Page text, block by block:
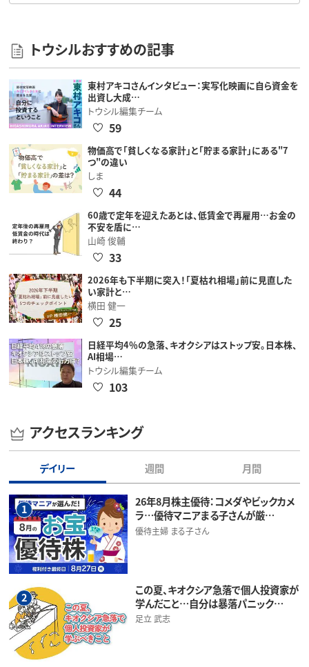
トウシルおすすめの記事
東村アキコさんインタビュー：実写化映画に自ら資金を
出資し大成…
トウシル編集チーム
59
物価高で「貧しくなる家計」と「貯まる家計」にある"7
つ"の違い
しま
44
60歳で定年を迎えたあとは、低賃金で再雇用…お金の
不安を盾に…
山崎 俊輔
33
2026年も下半期に突入！「夏枯れ相場」前に見直した
い家計と…
横田 健一
25
日経平均4％の急落、キオクシアはストップ安。日本株、
AI相場…
トウシル編集チーム
103
アクセスランキング
デイリー 週間 月間
1
26年8月株主優待：コメダやビックカメ
ラ…優待マニアまる子さんが厳…
優待主婦 まる子さん
2
この夏、キオクシア急落で個人投資家が
学んだこと…自分は暴落パニック…
足立 武志